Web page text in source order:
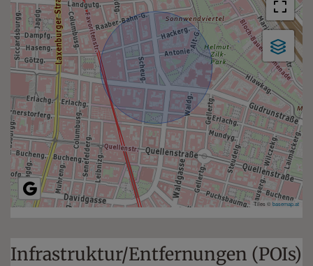
Tiles ©basemap.at
Infrastruktur/Entfernungen (POIs)